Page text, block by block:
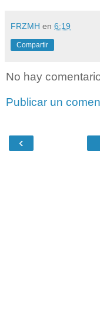
FRZMH en 6:19
Compartir
No hay
Publicar un
‹